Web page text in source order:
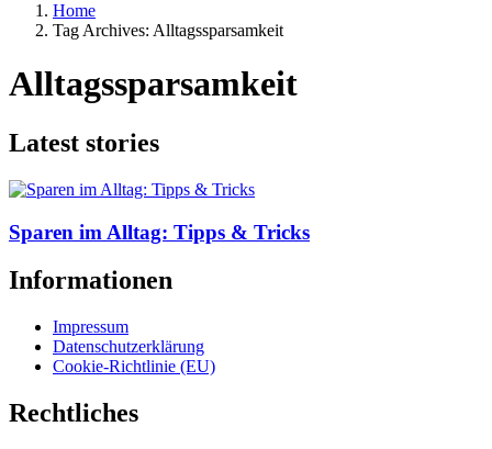
Home
Tag Archives: Alltagssparsamkeit
Alltagssparsamkeit
Latest stories
Sparen im Alltag: Tipps & Tricks
Informationen
Impressum
Datenschutzerklärung
Cookie-Richtlinie (EU)
Rechtliches